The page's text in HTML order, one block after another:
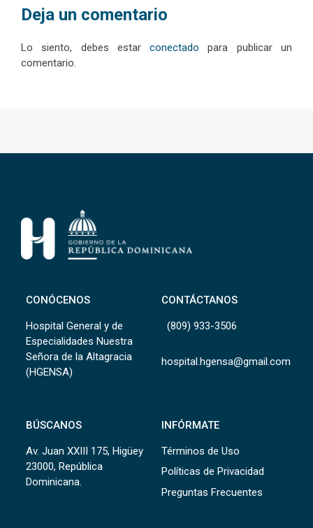
Deja un comentario
Lo siento, debes estarconectado para publicar un
comentario.
CONÓCENOS
Hospital General y de
Especialidades Nuestra
Señora de la Altagracia
(HGENSA)
CONTÁCTANOS
(809) 933-3506
hospital.hgensa@gmail.com
BÚSCANOS
Av. Juan XXIII 175, Higüey
23000, República
Dominicana.
INFÓRMATE
Términos de Uso
Políticas de Privacidad
Preguntas Frecuentes